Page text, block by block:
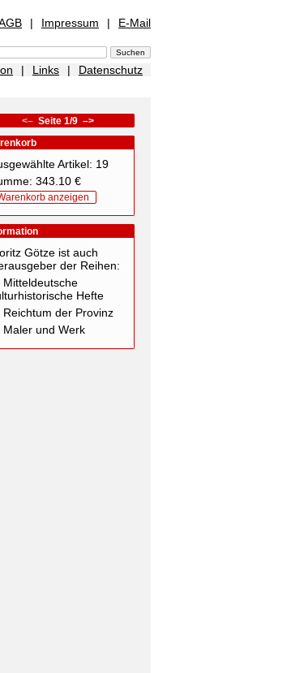
| Impressum | E-Mail
| Links |
Datenschutz
<– Seite 1/9–>
Artikel: 19
343.10 €
anzeigen
Götze ist auch
der Reihen:
Mitteldeutsche
Hefte
Reichtum der Provinz
Maler und Werk